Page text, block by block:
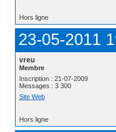
Hors ligne
23-05-2011
vreu
Membre
Inscription : 21-07-2009
Messages : 3 300
Site Web
Hors ligne